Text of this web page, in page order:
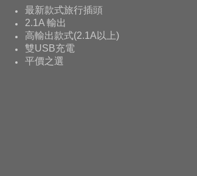
最新款式旅行插頭
2.1A 輸出
高輸出款式(2.1A以上)
雙USB充電
平價之選